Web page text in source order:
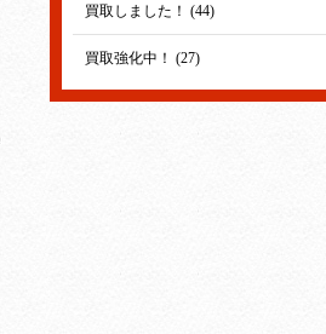
買取しました！ (44)
買取強化中！ (27)